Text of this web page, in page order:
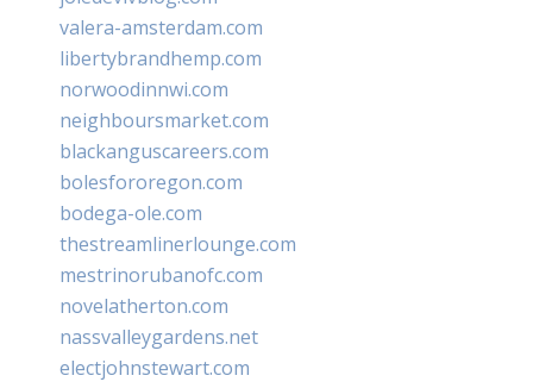
valera-amsterdam.com
libertybrandhemp.com
norwoodinnwi.com
neighboursmarket.com
blackanguscareers.com
bolesfororegon.com
bodega-ole.com
thestreamlinerlounge.com
mestrinorubanofc.com
novelatherton.com
nassvalleygardens.net
electjohnstewart.com